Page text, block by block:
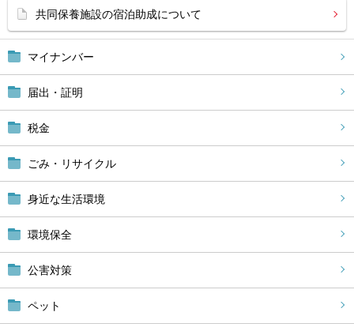
マイナンバー
届出・証明
税金
ごみ・リサイクル
身近な生活環境
環境保全
公害対策
ペット
共同保養施設の宿泊助成について